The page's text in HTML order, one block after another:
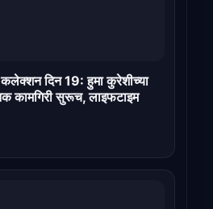
दिन 19: हुमा कुरेशीच्या
कामगिरी सुरूच, लाइफटाइम